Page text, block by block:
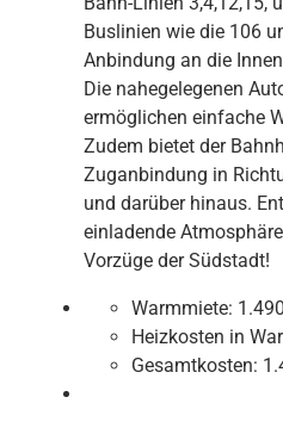
Buslinien wie die 106
Anbindung an die
Die nahegelegenen
ermöglichen einfache
Zudem bietet der
Zuganbindung in
und darüber hinaus.
einladende
Vorzüge der Südstadt!
Warmmiete:
Heizkosten in
Gesamtkosten: